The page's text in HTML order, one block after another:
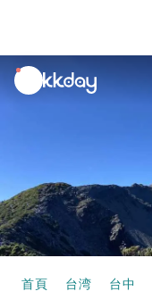
unread
notifications
首頁 台湾 台中